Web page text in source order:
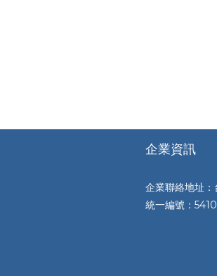
企業資訊
企業聯絡地址
統一編號：